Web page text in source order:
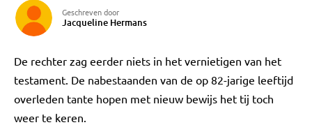
Geschreven door
Jacqueline Hermans
De rechter zag eerder niets in het vernietigen van het
testament. De nabestaanden van de op 82-jarige leeftijd
overleden tante hopen met nieuw bewijs het tij toch
weer te keren.